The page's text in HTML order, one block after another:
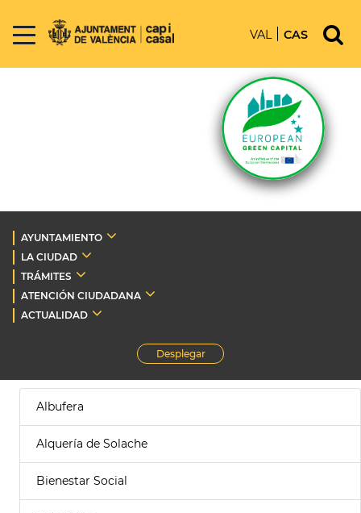
VAL CAS
AYUNTAMIENTO
LA CIUDAD
TRÁMITES
ATENCIÓN CIUDADANA
ACTUALIDAD
Desplegar
Albufera
Alquería de Solache
Bienestar Social